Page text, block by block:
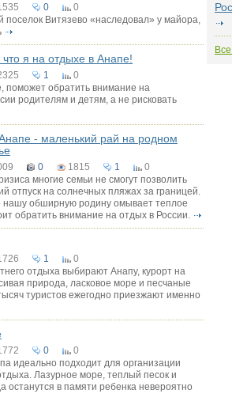
0
0
Витязево «наследовал» у майора,
я на отдыхе в Анапе!
1
0
поможет обратить внимание на
родителям и детям, а не рисковать
- маленький рай на родном
0 1815 1
0
многие семьи не смогут позволить
отпуск на солнечных пляжах за границей.
нашу обширную родину омывает теплое
обратить внимание на отдых в России.
1
0
отдыха выбирают Анапу, курорт на
природа, ласковое море и песчаные
туристов ежегодно приезжают именно
0
0
идеально подходит для организации
Лазурное море, теплый песок и
останутся в памяти ребенка невероятно